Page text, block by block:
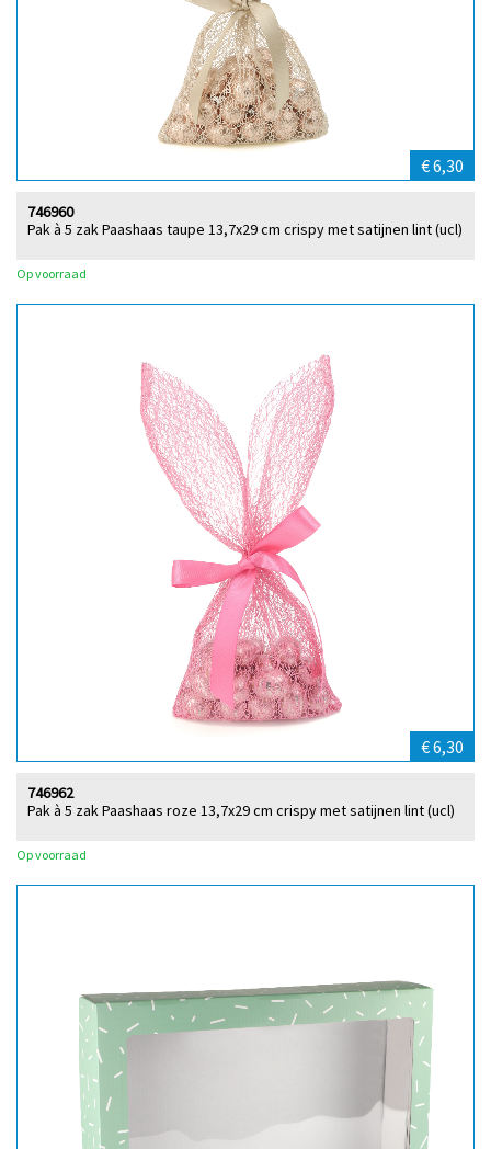
€ 6,30
Pak à 5 zak Paashaas taupe 13,7x29 cm crispy met satijnen lint (ucl)
746960
Op voorraad
€ 6,30
Pak à 5 zak Paashaas roze 13,7x29 cm crispy met satijnen lint (ucl)
746962
Op voorraad